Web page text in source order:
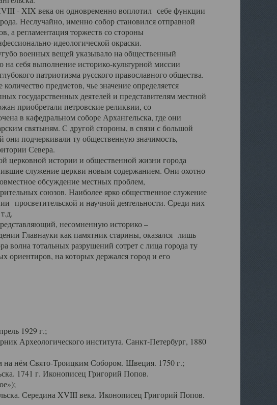
XIX века он одновременно воплотил себе функции
Неслучайно, именно собор становился отправной
а регламентация торжеств со стороны
идеологической окраски.
военных вещей указывало на общественный
на себя выполнение историко-культурной миссии
патриотизма русского православного общества.
предметов, чье значение определяется
государственных деятелей и представителям местной
приобретали петровские реликвии, со
в кафедральном соборе Архангельска, где они
святыням. С другой стороны, в связи с большой
они подчеркивали ту общественную значимость,
Севера.
истории и общественной жизни города
служение церкви новым содержанием. Они охотно
обсуждение местных проблем,
союзов. Наиболее ярко общественное служение
просветительской и научной деятельности. Среди них
несомненную историко –
Главнауки как памятник старины, оказался лишь
волна тотальных разрушений сотрет с лица города ту
ориентиров, на которых держался город и его
1929 г.;
Археологического института. Санкт-Петербург, 1880
нём Свято-Троицким Собором. Швеция. 1750 г.;
1741 г. Иконописец Григорий Попов.
Середина XVIII века. Иконописец Григорий Попов.